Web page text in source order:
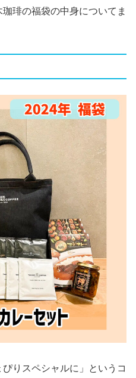
琲の福袋の中身についてま
りスペシャルに」というコ